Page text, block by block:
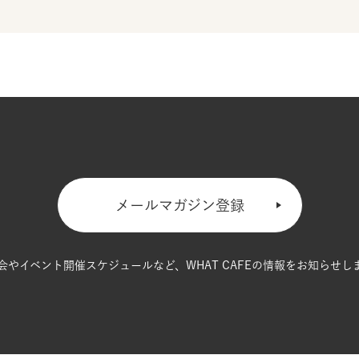
メールマガジン登録
やイベント開催スケジュールなど、 WHAT CAFEの情報をお知らせし